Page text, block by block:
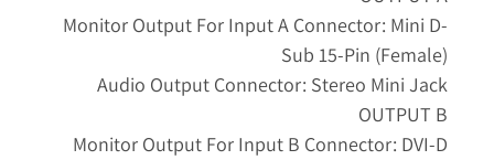
Monitor Output For Input A Connector: Mini D-
Sub 15-Pin (female)
Audio Output Connector: Stereo Mini Jack
OUTPUT B
Monitor Output For Input B Connector: DVI-D